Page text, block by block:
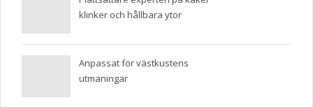
klinker och hållbara ytor
Anpassat för västkustens
utmaningar